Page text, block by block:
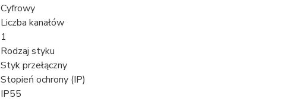
Cyfrowy
Liczba kanałów
1
Rodzaj styku
Styk przełączny
Stopień ochrony (IP)
IP55